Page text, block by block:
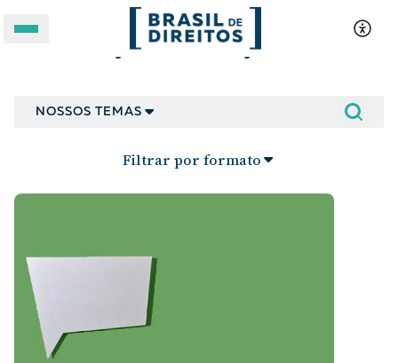
Mobilização e articulação
NOSSOS TEMAS
Filtrar por formato